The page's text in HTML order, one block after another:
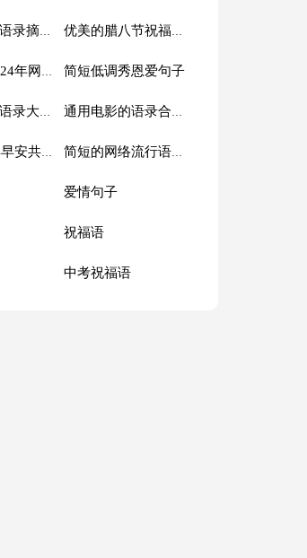
伤感的爱情语录摘录81条 优美的腊八节祝福语71条
【精华】2024年网络流行的语录摘录32句 简短低调秀恩爱句子
通用电影的语录大汇总88条 通用电影的语录合集70条
2024年经典早安共勉句子短信汇总41句 简短的网络流行语录摘录50句
爱情句子
祝福语
中考祝福语